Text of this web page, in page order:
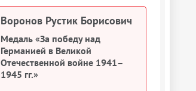
Воронов Рустик Борисович
Медаль «За победу над
Германией в Великой
Отечественной войне 1941–
1945 гг.»